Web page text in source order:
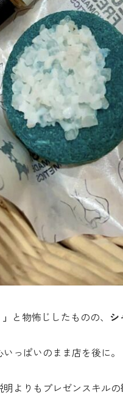
と物怖じしたものの、 シ
っぱいのまま店を後に。
よりもプレゼンスキルの